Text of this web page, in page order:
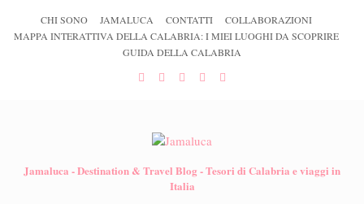
CHI SONO JAMALUCA CONTATTI
COLLABORAZIONI
MAPPA INTERATTIVA DELLA CALABRIA: I MIEI LUOGHI DA SCOPRIRE
GUIDA DELLA CALABRIA
Jamaluca - Destination & Travel Blog - Tesori di Calabria e viaggi in
Italia